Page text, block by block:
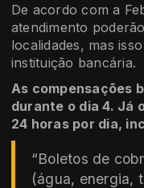
De acordo com a
atendimento
localidades, mas
instituição bancária.
As compensações
durante o dia 4. Já
24 horas por dia,
“Boletos de
(água, energia,